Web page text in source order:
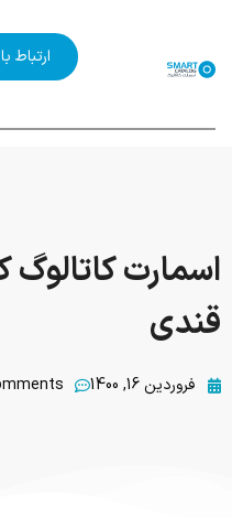
ارتباط
اسمارت
قندی
فروردین 16, 1400